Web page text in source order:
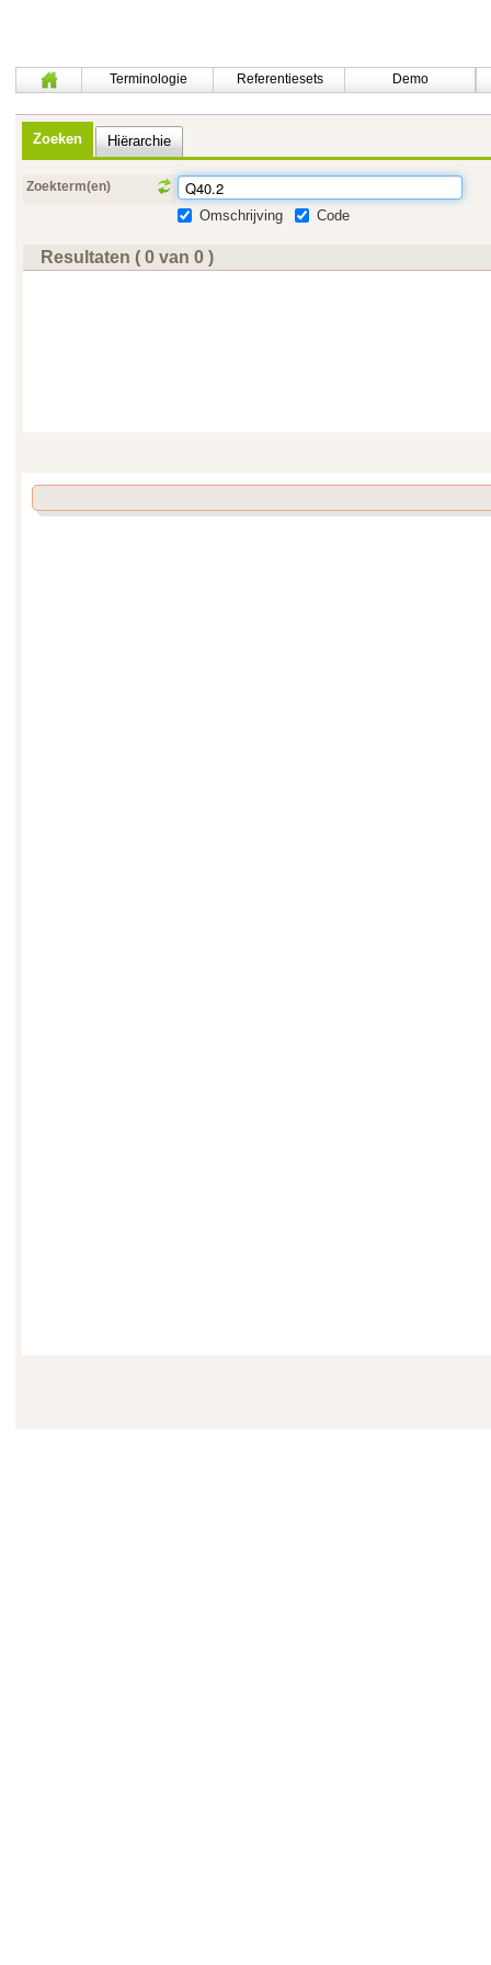
Terminologie Referentiesets Demo
Zoeken Hiërarchie
Zoekterm(en)
Omschrijving Code
Resultaten ( 0 van 0 )